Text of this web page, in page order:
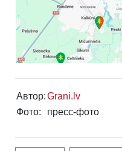
Автор:Grani.lv
Фото:
пресс-фото